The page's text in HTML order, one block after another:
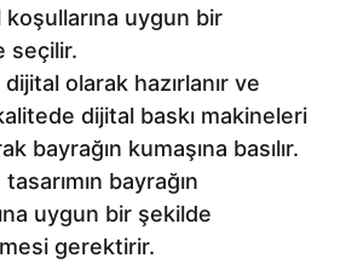
uygun bir
seçilir.
dijital olarak hazırlanır ve
dijital baskı makineleri
bayrağın kumaşına basılır.
tasarımın bayrağın
uygun bir şekilde
gerektirir.